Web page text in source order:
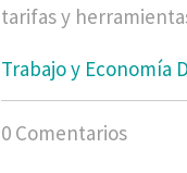
tarifas y
Trabajo y Economía
0 Comentarios